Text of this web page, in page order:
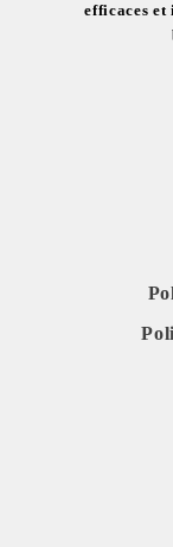
efficaces et